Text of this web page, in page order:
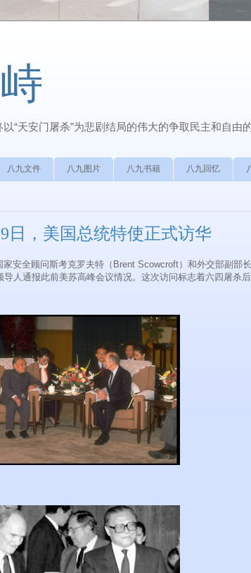
“天安门屠杀”为悲剧结局的伟大的争取民主和自
八九文件 八九图片 八九书籍 八九回忆
日，美国总统特使正式访华
家安全顾问斯考克罗夫特（Brent Scowcroft）和外交部副部
导人通报此前美苏高峰会议情况。这次访问标志着六四屠杀